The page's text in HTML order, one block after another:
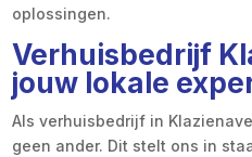
oplossingen.
Verhuisbedrijf
jouw lokale
Als verhuisbedrijf in
geen ander. Dit stelt ons in